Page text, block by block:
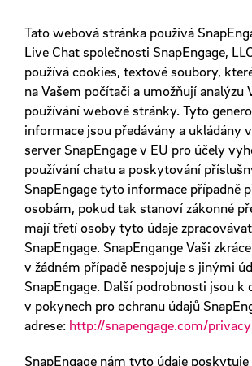
Tato webová stránka používá
Live Chat společnosti SnapEngage,
používá cookies, textové soubory,
na Vašem počítači a umožňují analýzu
používání webové stránky. Tyto
informace jsou předávány a ukládány
server SnapEngage v EU pro účely
používání chatu a poskytování
SnapEngage tyto informace případně
osobám, pokud tak stanoví zákonné
mají třetí osoby tyto údaje
SnapEngage. SnapEngange Vaši
v žádném případě nespojuje s jinými
SnapEngage. Další podrobnosti jsou k
v pokynech pro ochranu údajů
adrese: http://snapengage.com/
SnapEngage nám tyto údaje poskytuje